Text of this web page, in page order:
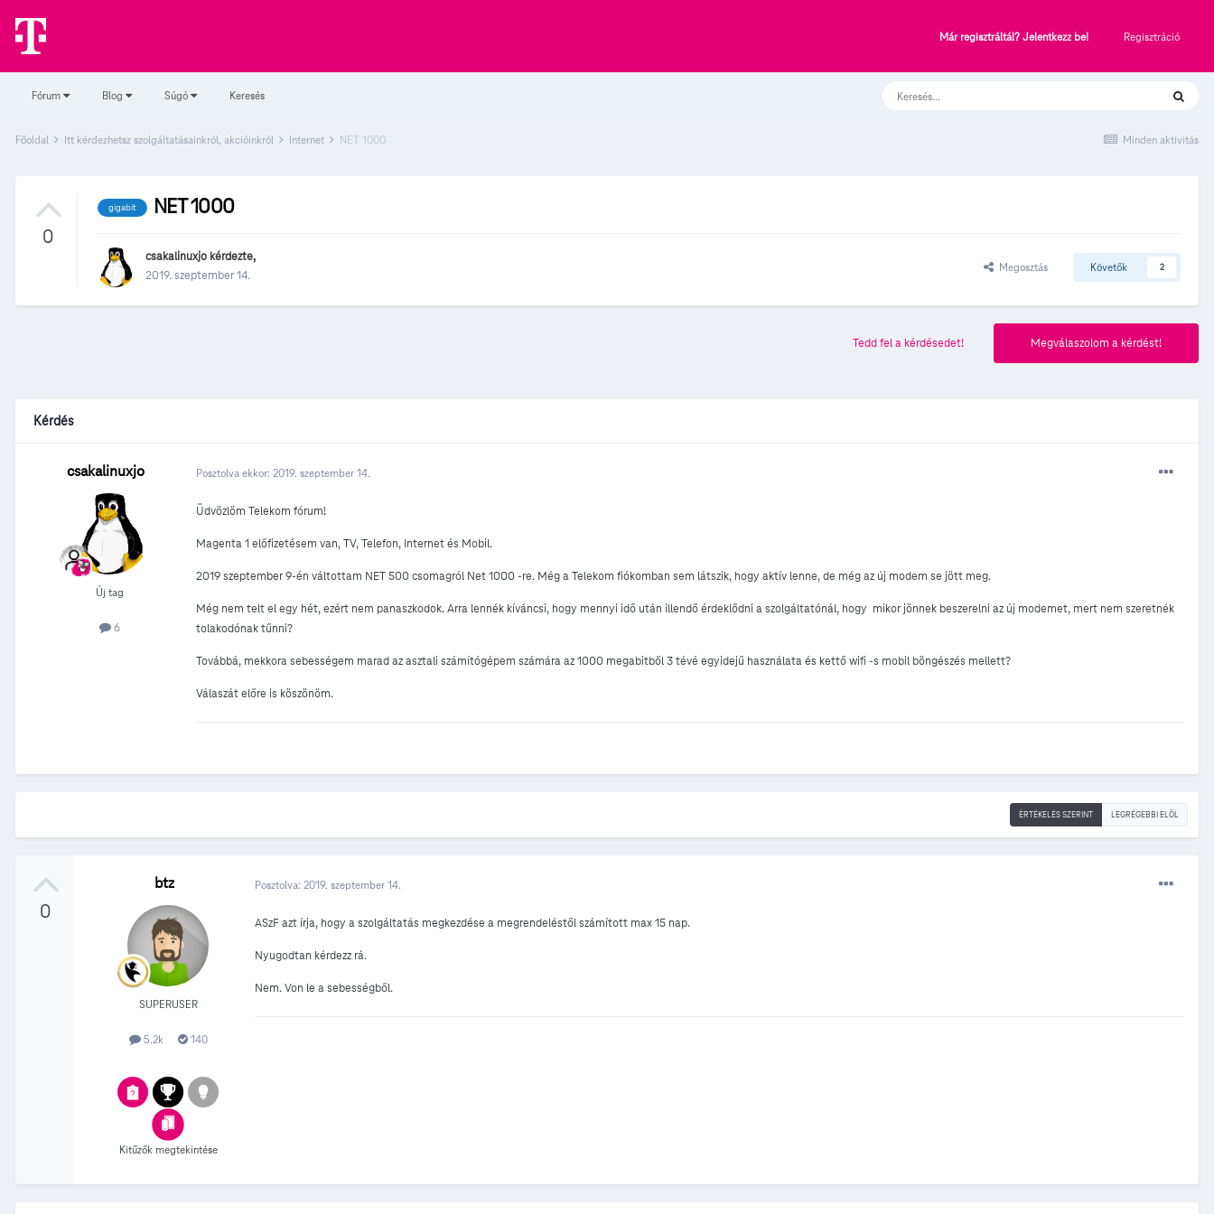
Már regisztráltál? Jelentkezz be! Regisztráció
Fórum Blog Súgó Keresés
Minden aktivitás
Főoldal Itt kérdezhetsz szolgáltatásainkról, akcióinkról Internet NET 1000
0
gigabit NET 1000
csakalinuxjo kérdezte,
2019. szeptember 14.
Megosztás Követők 2
Megválaszolom a kérdést!
Tedd fel a kérdésedet!
Kérdés
csakalinuxjo
Új tag
6
Posztolva ekkor: 2019. szeptember 14.
Üdvözlöm Telekom fórum!
Magenta 1 előfizetésem van, TV, Telefon, Internet és Mobil.
2019 szeptember 9-én váltottam NET 500 csomagról Net 1000 -re. Még a Telekom fiókomban sem látszik, hogy aktív lenne, de még az új modem se jött meg.
Még nem telt el egy hét, ezért nem panaszkodok. Arra lennék kíváncsi, hogy mennyi idő után illendő érdeklődni a szolgáltatónál, hogy mikor jönnek beszerelni az új modemet, mert nem szeretnék
tolakodónak tűnni?
Továbbá, mekkora sebességem marad az asztali számítógépem számára az 1000 megabitből 3 tévé egyidejű használata és kettő wifi -s mobil böngészés mellett?
Válaszát előre is köszönöm.
ÉRTÉKELÉS SZERINT LEGRÉGEBBI ELÖL
0
btz
SUPERUSER
5.2k 140
Kitűzők megtekintése
Posztolva: 2019. szeptember 14.
ASzF azt írja, hogy a szolgáltatás megkezdése a megrendeléstől számított max 15 nap.
Nyugodtan kérdezz rá.
Nem. Von le a sebességből.